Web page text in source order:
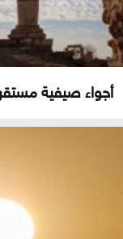
أجواء صيفية